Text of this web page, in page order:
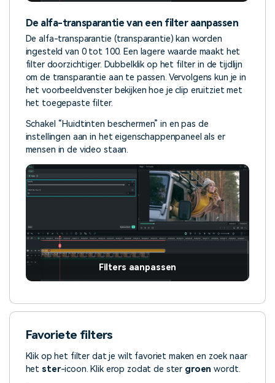
De alfa-transparantie van een filter aanpassen
De alfa-transparantie (transparantie) kan worden
ingesteld van 0 tot 100. Een lagere waarde maakt het
filter doorzichtiger. Dubbelklik op het filter in de tijdlijn
om de transparantie aan te passen. Vervolgens kun je in
het voorbeeldvenster bekijken hoe je clip eruitziet met
het toegepaste filter.
Schakel “Huidtinten beschermen” in en pas de
instellingen aan in het eigenschappenpaneel als er
mensen in de video staan.
Filters aanpassen
Favoriete filters
Klik op het filter dat je wilt favoriet maken en zoek naar
het ster-icoon. Klik erop zodat de ster groen wordt.